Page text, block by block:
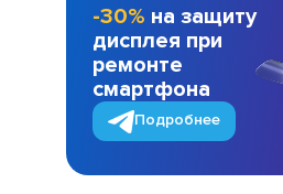
-30% на защиту
дисплея при
ремонте
смартфона
Подробнее